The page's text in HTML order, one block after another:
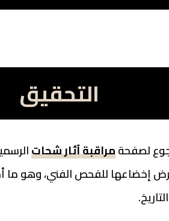
التحقيق
لصفحةمراقبة آثار شحات
الداخلي بتاريخ 5 مايو 2026 لغرض إخضاعها